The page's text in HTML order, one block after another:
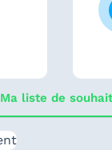
Ma liste de